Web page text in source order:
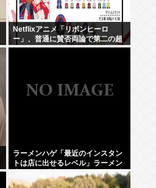
Netflixアニメ「リボンヒーロ
ー」、普通に賛否両論で第二の超
かぐや姫にはなれそうにない
ラーメンハゲ「最近のインスタン
トは店に出せるレベル」ラーメン
大好きJK「店とインスタントの良
さは別のベクトル」